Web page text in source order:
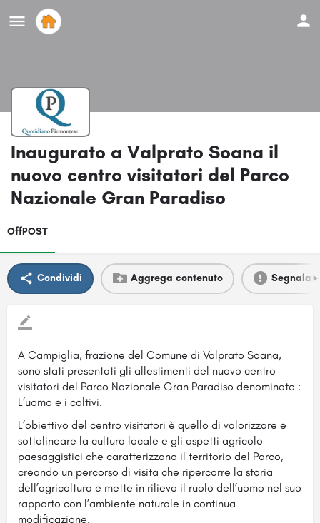
Inaugurato a Valprato Soana il
nuovo centro visitatori del Parco
Nazionale Gran Paradiso
OffPOST
Condividi Aggrega contenuto Segnala
A Campiglia, frazione del Comune di Valprato Soana,
sono stati presentati gli allestimenti del nuovo centro
visitatori del Parco Nazionale Gran Paradiso denominato :
L’uomo e i coltivi.
L’obiettivo del centro visitatori è quello di valorizzare e
sottolineare la cultura locale e gli aspetti agricolo
paesaggistici che caratterizzano il territorio del Parco,
creando un percorso di visita che ripercorre la storia
dell’agricoltura e mette in rilievo il ruolo dell’uomo nel suo
rapporto con l’ambiente naturale in continua
modificazione.